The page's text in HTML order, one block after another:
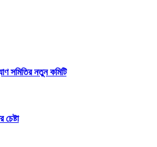
সমিতির নতুন কমিটি
চেষ্টা